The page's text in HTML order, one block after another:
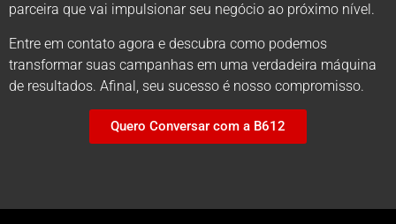
parceira que vai impulsionar seu negócio ao próximo nível.
Entre em contato agora e descubra como podemos
transformar suas campanhas em uma verdadeira máquina
de resultados. Afinal, seu sucesso é nosso compromisso.
Quero Conversar com a B612